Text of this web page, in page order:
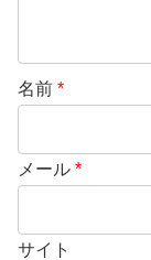
名前 *
メール *
サイト